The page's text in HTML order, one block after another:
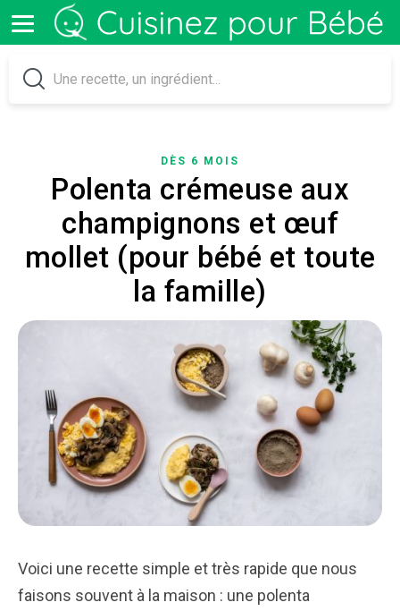
DÈS 6 MOIS
Polenta crémeuse aux
champignons et œuf
mollet (pour bébé et toute
la famille)
Voici une recette simple et très rapide que nous
faisons souvent à la maison : une polenta